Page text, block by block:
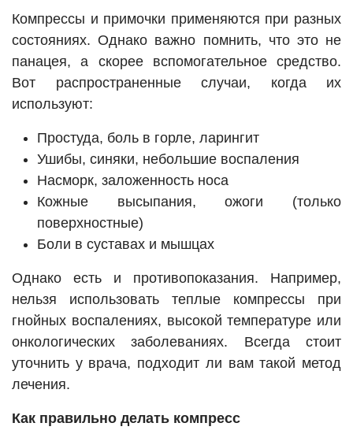
Компрессы и примочки применяются при разных
состояниях. Однако важно помнить, что это не
панацея, а скорее вспомогательное средство.
Вот распространенные случаи, когда их
используют:
Простуда, боль в горле, ларингит
Ушибы, синяки, небольшие воспаления
Насморк, заложенность носа
Кожные высыпания, ожоги (только
поверхностные)
Боли в суставах и мышцах
Однако есть и противопоказания. Например,
нельзя использовать теплые компрессы при
гнойных воспалениях, высокой температуре или
онкологических заболеваниях. Всегда стоит
уточнить у врача, подходит ли вам такой метод
лечения.
Как правильно делать компресс